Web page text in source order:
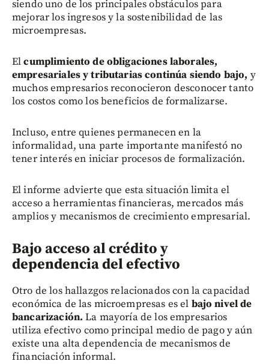
siendo uno de los principales obstáculos para
mejorar los ingresos y la sostenibilidad de las
microempresas.
Elcumplimiento de obligaciones laborales,
empresariales y tributarias continúa siendo bajo, y
muchos empresarios reconocieron desconocer tanto
los costos como los beneficios de formalizarse.
Incluso, entre quienes permanecen en la
informalidad, una parte importante manifestó no
tener interés en iniciar procesos de formalización.
El informe advierte que esta situación limita el
acceso a herramientas financieras, mercados más
amplios y mecanismos de crecimiento empresarial.
Bajo acceso al crédito y
dependencia del efectivo
Otro de los hallazgos relacionados con la capacidad
económica de las microempresas es el bajo nivel de
bancarización. La mayoría de los empresarios
utiliza efectivo como principal medio de pago y aún
existe una alta dependencia de mecanismos de
financiación informal.